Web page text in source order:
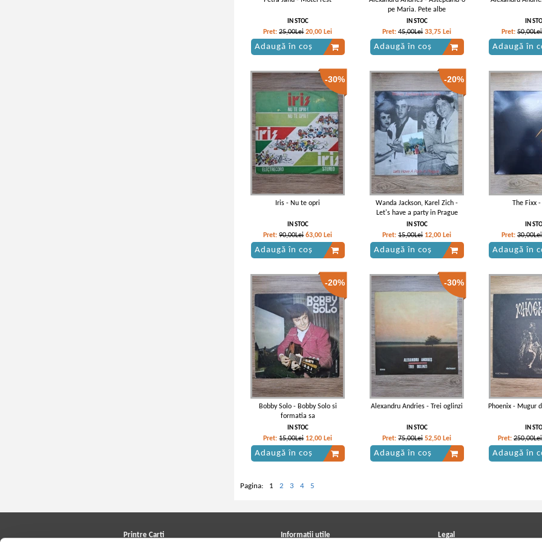
IN STOC
Pret:25,00Lei 20,00 Lei
Adaugă în coș
pe Maria. Pete albe
IN STOC
Pret:45,00Lei 33,75 Lei
Adaugă în coș
IN
Pret: 50,00Lei
Adaugă în
-30%
Iris - Nu te opri
IN STOC
Pret:90,00Lei 63,00 Lei
Adaugă în coș
-20%
Wanda Jackson, Karel Zich -
Let's have a party in Prague
IN STOC
Pret:15,00Lei 12,00 Lei
Adaugă în coș
The Fixx
IN
Pret: 30,00Lei
Adaugă în
-20%
Bobby Solo - Bobby Solo si
formatia sa
IN STOC
Pret:15,00Lei 12,00 Lei
Adaugă în coș
-30%
Alexandru Andries - Trei oglinzi
IN STOC
Pret:75,00Lei 52,50 Lei
Adaugă în coș
Phoenix - Mugur
IN
Pret: 250,00Lei
Adaugă în
Pagina: 1 2 3 4 5
Printre Carti Informatii utile Legal